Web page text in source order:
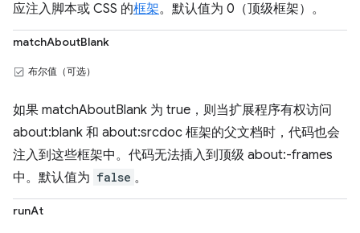
应注入脚本或 CSS 的框架。默认值为 0（顶级框架）。
matchAboutBlank
布尔值（可选）
如果 matchAboutBlank 为 true，则当扩展程序有权访问
about:blank 和 about:srcdoc 框架的父文档时，代码也会
注入到这些框架中。代码无法插入到顶级 about:-frames
中。默认值为 false 。
runAt